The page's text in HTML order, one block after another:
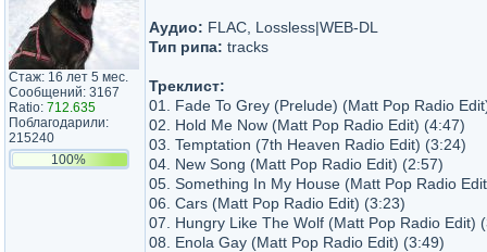
Стаж: 16 лет 5 мес.
Сообщений: 3167
Ratio: 712.635
Поблагодарили:
215240
100%
Аудио: FLAC, Lossless|WEB-DL
Тип рипа: tracks
Треклист:
01. Fade To Grey (Prelude) (Matt Pop Radio
02. Hold Me Now (Matt Pop Radio Edit) (4:47)
03. Temptation (7th Heaven Radio Edit) (3:24)
04. New Song (Matt Pop Radio Edit) (2:57)
05. Something In My House (Matt Pop Radio
06. Cars (Matt Pop Radio Edit) (3:23)
07. Hungry Like The Wolf (Matt Pop Radio Edit)
08. Enola Gay (Matt Pop Radio Edit) (3:49)